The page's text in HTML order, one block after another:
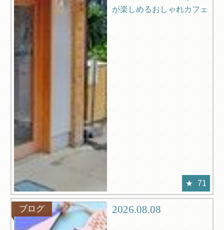
が楽しめるおしゃれカフェ
71
ブログ 2026.08.08